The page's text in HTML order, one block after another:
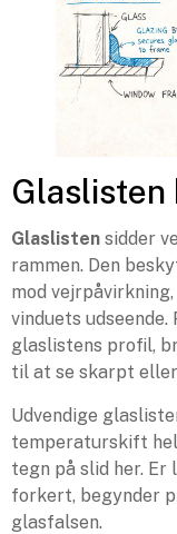
Glaslisten
Glaslisten sidder
rammen. Den
mod
vinduets
glaslistens profil,
til at se skarpt
Udvendige
temperaturskift
tegn på slid her.
forkert, begynder
glasfalsen.